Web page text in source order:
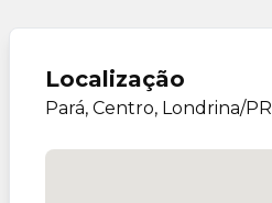
Localização
Pará, Centro, Londrina/PR